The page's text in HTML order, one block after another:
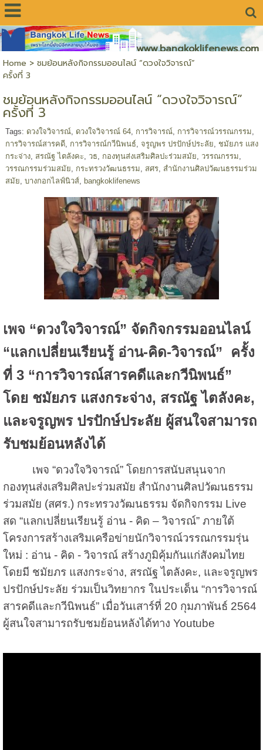
www.bangkoklifenews.com
Home > ชมย้อนหลังกิจกรรมออนไลน์ “ดวงใจวิจารณ์”
ครั้งที่ 3
ชมย้อนหลังกิจกรรมออนไลน์ “ดวงใจวิจารณ์”
ครั้งที่ 3
Tags: ดวงใจวิจารณ์, ดวงใจวิจารณ์ 64, การวิจารณ์, การวิจารณ์วรรณกรรม
การวิจารณ์สารคดี, การวิจารณ์กวีนิพนธ์ จรูญพร ปรปักษ์ประลัย
ชมัยภร แสง
กระจ่าง, สรณัฐ ไตลังคะ วธ กองทุนส่งเสริมศิลปะร่วมสมัย วรรณกรรม
วรรณกรรมร่วมสมัย
กระทรวงวัฒนธรรม สศร, สำนักงานศิลปวัฒนธรรมร่วม
สมัย บางกอกไลฟ์นิวส์, bangkoklifenews
เพจ “ดวงใจวิจารณ์” จัดกิจกรรมออนไลน์
“แลกเปลี่ยนเรียนรู้ อ่าน-คิด-วิจารณ์” ครั้ง
ที่ 3 “การวิจารณ์สารคดีและกวีนิพนธ์”
โดย ชมัยภร แสงกระจ่าง, สรณัฐ ไตลังคะ,
และจรูญพร ปรปักษ์ประลัย ผู้สนใจสามารถ
รับชมย้อนหลังได้
เพจ “ดวงใจวิจารณ์” โดยการสนับสนุนจาก
กองทุนส่งเสริมศิลปะร่วมสมัย สำนักงานศิลปวัฒนธรรม
ร่วมสมัย (สศร.) กระทรวงวัฒนธรรม จัดกิจกรรม Live
สด “แลกเปลี่ยนเรียนรู้ อ่าน - คิด – วิจารณ์” ภายใต้
โครงการสร้างเสริมเครือข่ายนักวิจารณ์วรรณกรรมรุ่น
ใหม่ : อ่าน - คิด - วิจารณ์ สร้างภูมิคุ้มกันแก่สังคมไทย
โดยมี ชมัยภร แสงกระจ่าง, สรณัฐ ไตลังคะ, และจรูญพร
ปรปักษ์ประลัย ร่วมเป็นวิทยากร ในประเด็น “การวิจารณ์
สารคดีและกวีนิพนธ์” เมื่อวันเสาร์ที่ 20 กุมภาพันธ์ 2564
ผู้สนใจสามารถรับชมย้อนหลังได้ทาง Youtube